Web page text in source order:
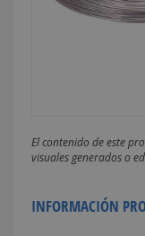
El contenido de este
visuales generados o
INFORMACIÓN